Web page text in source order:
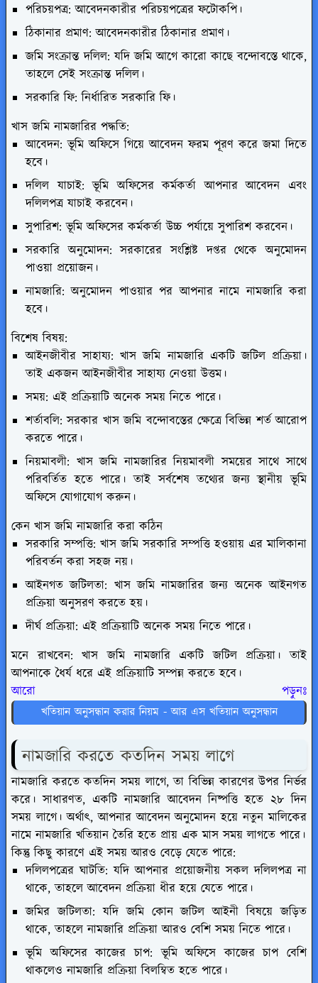
পরিচয়পত্র: আবেদনকারীর পরিচয়পত্রের ফটোকপি।
ঠিকানার প্রমাণ: আবেদনকারীর ঠিকানার প্রমাণ।
জমি সংক্রান্ত দলিল: যদি জমি আগে কারো কাছে বন্দোবস্তে থাকে,
তাহলে সেই সংক্রান্ত দলিল।
সরকারি ফি: নির্ধারিত সরকারি ফি।
খাস জমি নামজারির পদ্ধতি:
আবেদন: ভূমি অফিসে গিয়ে আবেদন ফরম পূরণ করে জমা দিতে
হবে।
দলিল যাচাই: ভূমি অফিসের কর্মকর্তা আপনার আবেদন এবং
দলিলপত্র যাচাই করবেন।
সুপারিশ: ভূমি অফিসের কর্মকর্তা উচ্চ পর্যায়ে সুপারিশ করবেন।
সরকারি অনুমোদন: সরকারের সংশ্লিষ্ট দপ্তর থেকে অনুমোদন
পাওয়া প্রয়োজন।
নামজারি: অনুমোদন পাওয়ার পর আপনার নামে নামজারি করা
হবে।
বিশেষ বিষয়:
আইনজীবীর সাহায্য: খাস জমি নামজারি একটি জটিল প্রক্রিয়া।
তাই একজন আইনজীবীর সাহায্য নেওয়া উত্তম।
সময়: এই প্রক্রিয়াটি অনেক সময় নিতে পারে।
শর্তাবলি: সরকার খাস জমি বন্দোবস্তের ক্ষেত্রে বিভিন্ন শর্ত আরোপ
করতে পারে।
নিয়মাবলী: খাস জমি নামজারির নিয়মাবলী সময়ের সাথে সাথে
পরিবর্তিত হতে পারে। তাই সর্বশেষ তথ্যের জন্য স্থানীয় ভূমি
অফিসে যোগাযোগ করুন।
কেন খাস জমি নামজারি করা কঠিন
সরকারি সম্পত্তি: খাস জমি সরকারি সম্পত্তি হওয়ায় এর মালিকানা
পরিবর্তন করা সহজ নয়।
আইনগত জটিলতা: খাস জমি নামজারির জন্য অনেক আইনগত
প্রক্রিয়া অনুসরণ করতে হয়।
দীর্ঘ প্রক্রিয়া: এই প্রক্রিয়াটি অনেক সময় নিতে পারে।
মনে রাখবেন: খাস জমি নামজারি একটি জটিল প্রক্রিয়া। তাই
আপনাকে ধৈর্য ধরে এই প্রক্রিয়াটি সম্পন্ন করতে হবে।
আরো পড়ুনঃ
খতিয়ান অনুসন্ধান করার নিয়ম - আর এস খতিয়ান অনুসন্ধান
নামজারি করতে কতদিন সময় লাগে
নামজারি করতে কতদিন সময় লাগে, তা বিভিন্ন কারণের উপর নির্ভর
করে। সাধারণত, একটি নামজারি আবেদন নিষ্পত্তি হতে ২৮ দিন
সময় লাগে। অর্থাৎ, আপনার আবেদন অনুমোদন হয়ে নতুন মালিকের
নামে নামজারি খতিয়ান তৈরি হতে প্রায় এক মাস সময় লাগতে পারে।
কিন্তু কিছু কারণে এই সময় আরও বেড়ে যেতে পারে:
দলিলপত্রের ঘাটতি: যদি আপনার প্রয়োজনীয় সকল দলিলপত্র না
থাকে, তাহলে আবেদন প্রক্রিয়া ধীর হয়ে যেতে পারে।
জমির জটিলতা: যদি জমি কোন জটিল আইনী বিষয়ে জড়িত
থাকে, তাহলে নামজারি প্রক্রিয়া আরও বেশি সময় নিতে পারে।
ভূমি অফিসের কাজের চাপ: ভূমি অফিসে কাজের চাপ বেশি
থাকলেও নামজারি প্রক্রিয়া বিলম্বিত হতে পারে।